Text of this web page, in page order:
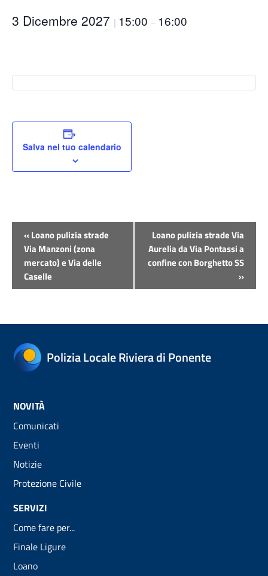
3 Dicembre 2027 | 15:00 – 16:00
Salva nel tuo calendario
Evento
Navigazione
«Loano pulizia strade
Via Manzoni (zona
mercato) e Via delle
Caselle
Loano pulizia strade Via
Aurelia da Via Pontassi a
confine con Borghetto SS
»
Polizia Locale Riviera di Ponente
NOVITÀ
Comunicati
Eventi
Notizie
Protezione Civile
SERVIZI
Come fare per...
Finale Ligure
Loano